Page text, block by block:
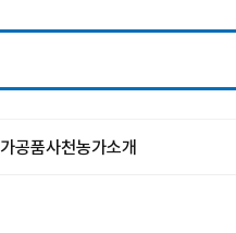
가공품사천농가소개